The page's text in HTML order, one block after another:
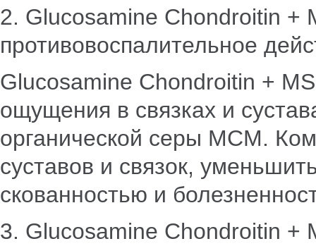
2. Glucosamine Chondroitin +
противовоспалительное
Glucosamine Chondroitin +
ощущения в связках и
органической серы МСМ.
суставов и связок,
скованностью и
3. Glucosamine Chondroitin +